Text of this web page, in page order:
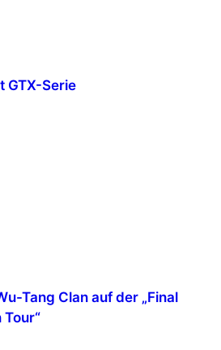
GTX-Serie
Tang Clan auf der „Final